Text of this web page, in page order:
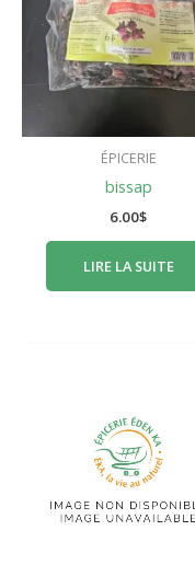
ÉPICERIE
bissap
6.00$
LIRE LA SUITE